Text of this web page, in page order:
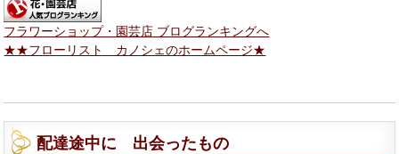
フラワーショップ・園芸店 ブログランキングへ
★★フローリスト カノシェのホームページ★
配達途中に 出会ったもの